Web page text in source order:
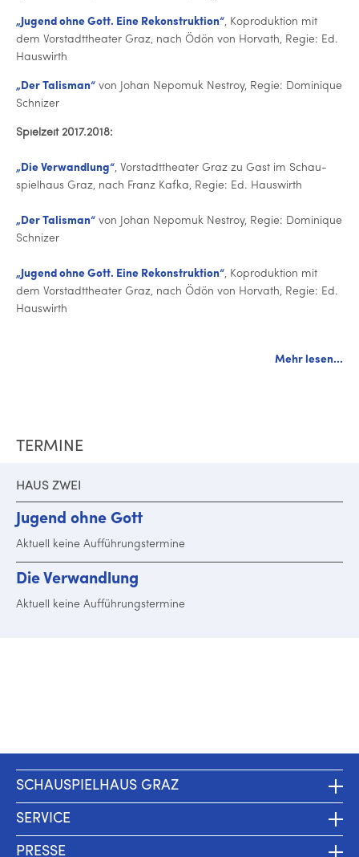
„Jugend ohne Gott. Eine Re­kon­struk­ti­on“, Ko­pro­duk­ti­on mit
dem Vor­stadt­thea­ter Graz, nach Ödön von Horvath, Regie: Ed.
Hauswirth
„Der Talisman“ von Johan Nepomuk Nestroy, Regie: Dominique
Schnizer
Spielzeit 2017.2018:
„Die Ver­wand­lung“, Vor­stadt­thea­ter Graz zu Gast im Schau­
spiel­haus Graz, nach Franz Kafka, Regie: Ed. Hauswirth
„Der Talisman“ von Johan Nepomuk Nestroy, Regie: Dominique
Schnizer
„Jugend ohne Gott. Eine Re­kon­struk­ti­on“, Ko­pro­duk­ti­on mit
dem Vor­stadt­thea­ter Graz, nach Ödön von Horvath, Regie: Ed.
Hauswirth
Mehr lesen...
TERMINE
HAUS ZWEI
Jugend ohne Gott
Aktuell keine Auf­füh­rungs­ter­mi­ne
Die Ver­wand­lung
Aktuell keine Auf­füh­rungs­ter­mi­ne
SCHAUSPIELHAUS GRAZ
SERVICE
PRESSE